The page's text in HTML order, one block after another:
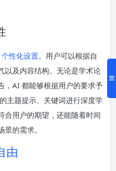
个性化设置。用户可以根据自
以及内容结构。无论是学术论
，AI 都能够根据用户的要求予
主题提示、关键词进行深度学
合用户的期望，还能随着时间
的需求。
由